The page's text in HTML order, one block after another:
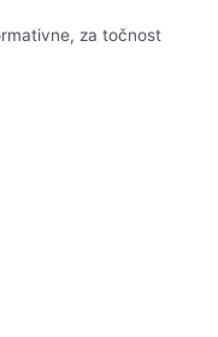
za točnost